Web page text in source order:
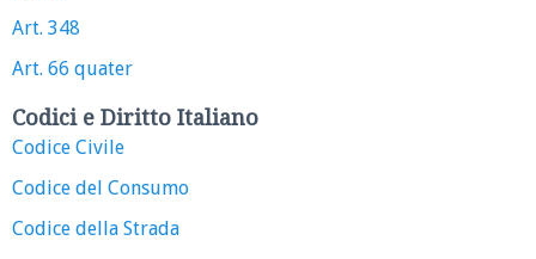
Art. 348
Art. 66 quater
Codici e Diritto Italiano
Codice Civile
Codice del Consumo
Codice della Strada